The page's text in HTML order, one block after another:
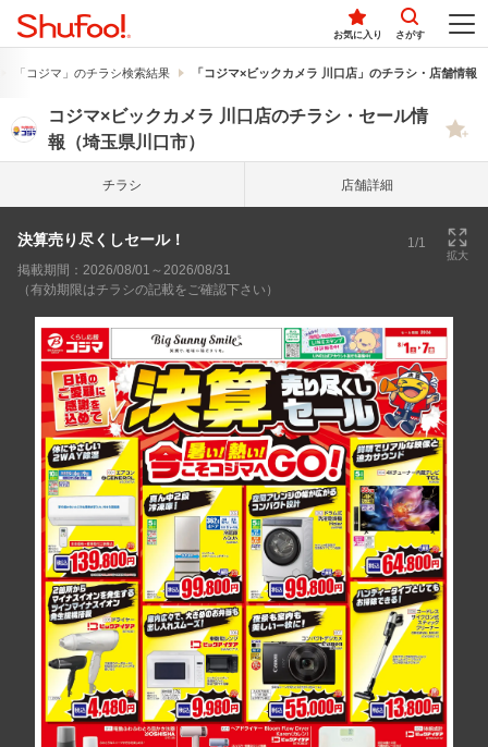
お気に入り さがす
「コジマ」のチラシ検索結果 「コジマ×ビックカメラ 川口店」のチラシ・店舗情報
コジマ×ビックカメラ 川口店のチラシ・セール情
報（埼玉県川口市）
チラシ 店舗詳細
決算売り尽くしセール！ 1/1
拡大
掲載期間：2026/08/01～2026/08/31
（有効期限はチラシの記載をご確認下さい）